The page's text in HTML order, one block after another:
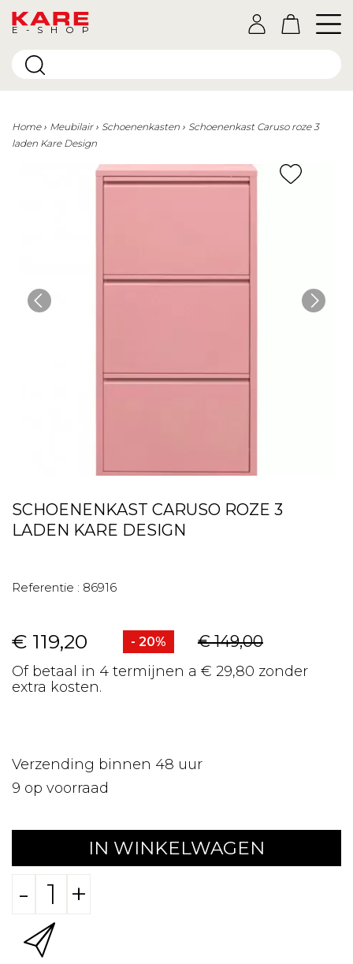
E-SHOP
Home Meubilair Schoenenkasten
Schoenenkast Caruso roze 3
laden Kare Design
SCHOENENKAST CARUSO ROZE 3
LADEN KARE DESIGN
Referentie : 86916
€ 119,20 - 20% € 149,00
Of betaal in 4 termijnen a € 29,80 zonder
extra kosten.
Verzending binnen 48 uur
9 op voorraad
IN WINKELWAGEN
- +